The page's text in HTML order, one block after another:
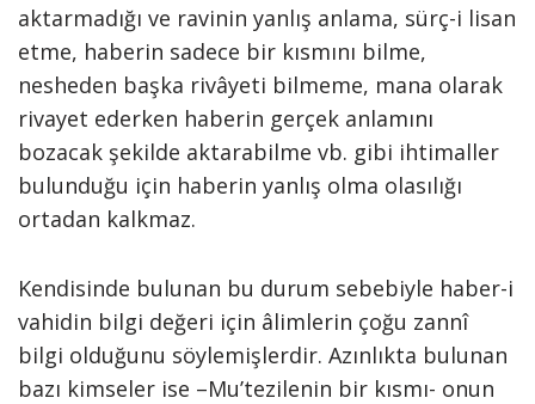
aktarmadığı ve ravinin yanlış anlama, sürç-i lisan
etme, haberin sadece bir kısmını bilme,
nesheden başka rivâyeti bilmeme, mana olarak
rivayet ederken haberin gerçek anlamını
bozacak şekilde aktarabilme vb. gibi ihtimaller
bulunduğu için haberin yanlış olma olasılığı
ortadan kalkmaz.
Kendisinde bulunan bu durum sebebiyle haber-i
vahidin bilgi değeri için âlimlerin çoğu zannî
bilgi olduğunu söylemişlerdir. Azınlıkta bulunan
bazı kimseler ise –Mu’tezilenin bir kısmı- onun